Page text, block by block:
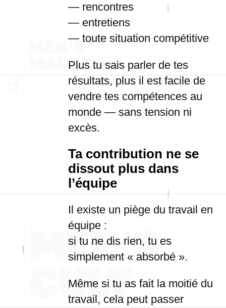
— rencontres
— entretiens
— toute situation compétitive
Plus tu sais parler de tes
résultats, plus il est facile de
vendre tes compétences au
monde — sans tension ni
excès.
Ta contribution ne se
dissout plus dans
l’équipe
Il existe un piège du travail en
équipe :
si tu ne dis rien, tu es
simplement « absorbé ».
Même si tu as fait la moitié du
travail, cela peut passer